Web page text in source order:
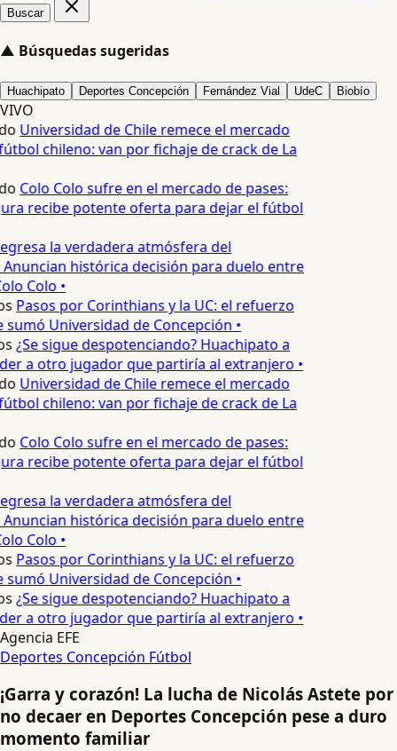
Buscar
▲ Búsquedas sugeridas
Huachipato Deportes Concepción Fernández Vial UdeC Biobío
VIVO
Universidad de Chile remece el mercado
chileno: van por fichaje de crack de La
Colo Colo sufre en el mercado de pases:
recibe potente oferta para dejar el fútbol
la verdadera atmósfera del
histórica decisión para duelo entre
Colo •
Pasos por Corinthians y la UC: el refuerzo
Universidad de Concepción •
¿Se sigue despotenciando? Huachipato a
a otro jugador que partiría al extranjero •
Universidad de Chile remece el mercado
chileno: van por fichaje de crack de La
Colo Colo sufre en el mercado de pases:
recibe potente oferta para dejar el fútbol
la verdadera atmósfera del
histórica decisión para duelo entre
Colo •
Pasos por Corinthians y la UC: el refuerzo
Universidad de Concepción •
¿Se sigue despotenciando? Huachipato a
a otro jugador que partiría al extranjero •
Agencia EFE
Deportes Concepción Fútbol
¡Garra y corazón! La lucha de Nicolás Astete por
no decaer en Deportes Concepción pese a duro
momento familiar